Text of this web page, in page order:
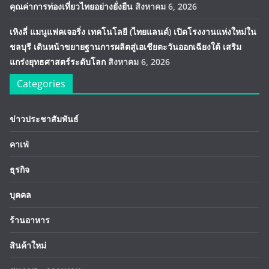
คุณค่าการท่องเที่ยวไทยอย่างยั่งยืน สิงหาคม 6, 2026
เหิงลี่ แมนูแฟคเจอริ่ง เทคโนโลยี (ไทยแลนด์) เปิดโรงงานแห่งใหม่ใน
ชลบุรี เดินหน้าขยายฐานการผลิตสู่เอเชียตะวันออกเฉียงใต้ เสริม
แกร่งยุทธศาสตร์ระดับโลก สิงหาคม 6, 2026
Categories
ข่าวประชาสัมพันธ์
คาเฟ่
ธุรกิจ
บุคคล
ร้านอาหาร
สินค้าใหม่